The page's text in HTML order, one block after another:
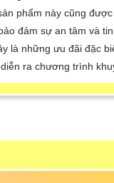
phẩm này cũng
đảm sự an tâm và
là những ưu đãi đặc
ra chương trình